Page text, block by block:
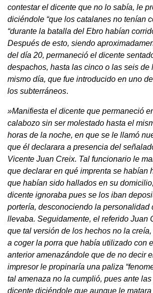
contestar el dicente que no lo sabía, le
diciéndole “que los catalanes no tenían
“durante la batalla del Ebro habían
Después de esto, siendo
del día 20, permaneció el dicente
despachos, hasta las cinco o las seis de
mismo día, que fue introducido en uno
los subterráneos.
»Manifiesta el dicente que permaneció
calabozo sin ser molestado hasta el
horas de la noche, en que se le llamó
que él declarara a presencia del
Vicente Juan Creix. Tal funcionario le
que declarar en qué imprenta se habían
que habían sido hallados en su
dicente ignoraba pues se los iban
portería, desconociendo la personalidad
llevaba. Seguidamente, el referido Juan
que tal versión de los hechos no la
a coger la porra que había utilizado con
anterior amenazándole que de no decir
impresor le propinaría una paliza
tal amenaza no la cumplió, pues ante
dicente diciéndole que aunque le